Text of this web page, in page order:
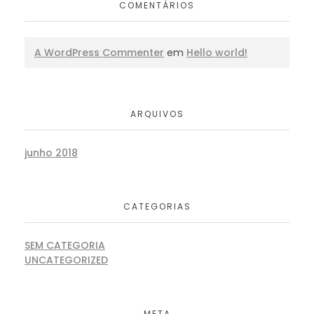
COMENTÁRIOS
A WordPress Commenter em Hello world!
ARQUIVOS
junho 2018
CATEGORIAS
SEM CATEGORIA
UNCATEGORIZED